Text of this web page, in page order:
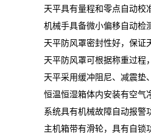
天平具有量程和零点自动校
机械手具备微小偏移自动检
天平防风罩密封性好，保证
天平防风罩可根据称重过程
天平采用缓冲阻尼、减震垫
恒温恒湿箱体内安装有空气
系统具有机械故障自动报警
主机箱带有滑轮，具有自锁